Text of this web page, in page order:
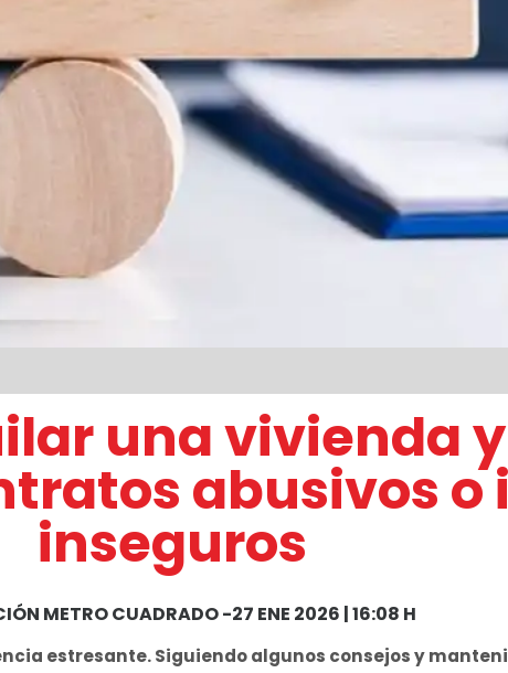
una vivienda
abusivos
inseguros
METRO CUADRADO-27 ENE 2026 | 16:08 H
estresante. Siguiendo algunos consejos y